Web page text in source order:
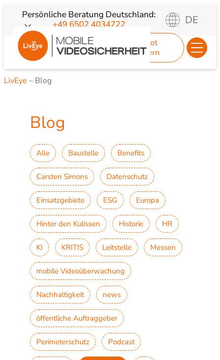
Inhalt
springen
Persönliche Beratung Deutschland:
+49 6502 4034722
DE
Angebot
anfordern
LivEye – Blog
Blog
Alle Baustelle Benefits
Carsten Simons Datenschutz
Einsatzgebiete ESG Europa
Hinter den Kulissen Historie HR
KI KRITIS Leitstelle Messen
mobile Videoüberwachung
Nachhaltigkeit news
öffentliche Auftraggeber
Perimeterschutz Podcast